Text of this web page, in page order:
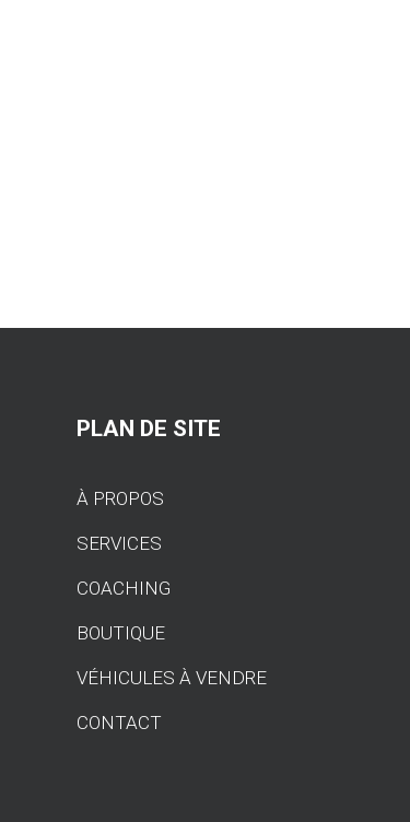
PLAN DE SITE
À PROPOS
SERVICES
COACHING
BOUTIQUE
VÉHICULES À VENDRE
CONTACT